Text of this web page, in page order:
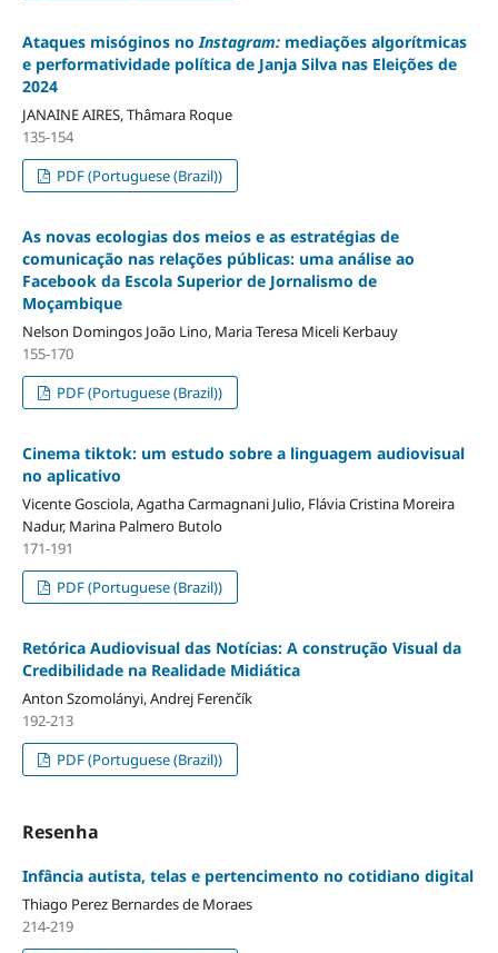
Ataques misóginos no Instagram:mediações algorítmicas
e performatividade política de Janja Silva nas Eleições de
2024
JANAINE AIRES, Thâmara Roque
135-154
PDF (Portuguese (Brazil))
As novas ecologias dos meios e as estratégias de
comunicação nas relações públicas: uma análise ao
Facebook da Escola Superior de Jornalismo de
Moçambique
Nelson Domingos João Lino, Maria Teresa Miceli Kerbauy
155-170
PDF (Portuguese (Brazil))
Cinema tiktok: um estudo sobre a linguagem audiovisual
no aplicativo
Vicente Gosciola, Agatha Carmagnani Julio, Flávia Cristina Moreira
Nadur, Marina Palmero Butolo
171-191
PDF (Portuguese (Brazil))
Retórica Audiovisual das Notícias: A construção Visual da
Credibilidade na Realidade Midiática
Anton Szomolányi, Andrej Ferenčík
192-213
PDF (Portuguese (Brazil))
Resenha
Infância autista, telas e pertencimento no cotidiano digital
Thiago Perez Bernardes de Moraes
214-219